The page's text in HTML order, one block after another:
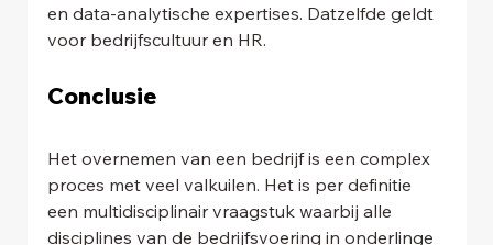
en data-analytische expertises. Datzelfde geldt
voor bedrijfscultuur en HR.
Conclusie
Het overnemen van een bedrijf is een complex
proces met veel valkuilen. Het is per definitie
een multidisciplinair vraagstuk waarbij alle
disciplines van de bedrijfsvoering in onderlinge